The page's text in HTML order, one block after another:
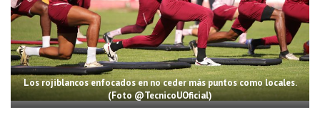
Los rojiblancos enfocados en no ceder más puntos como locales.
(Foto @TecnicoUOficial)